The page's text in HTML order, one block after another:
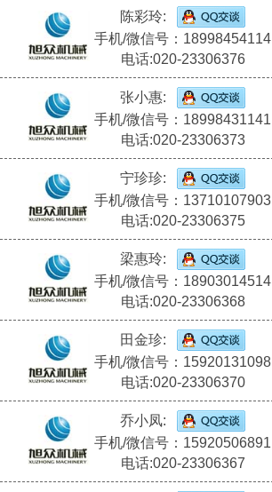
陈彩玲:
手机/微信号：18998454114
电话:020-23306376
张小惠:
手机/微信号：18998431141
电话:020-23306373
宁珍珍:
手机/微信号：13710107903
电话:020-23306375
梁惠玲:
手机/微信号：18903014514
电话:020-23306368
田金珍:
手机/微信号：15920131098
电话:020-23306370
乔小凤:
手机/微信号：15920506891
电话:020-23306367